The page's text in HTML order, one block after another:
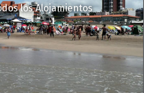
los Alojamientos